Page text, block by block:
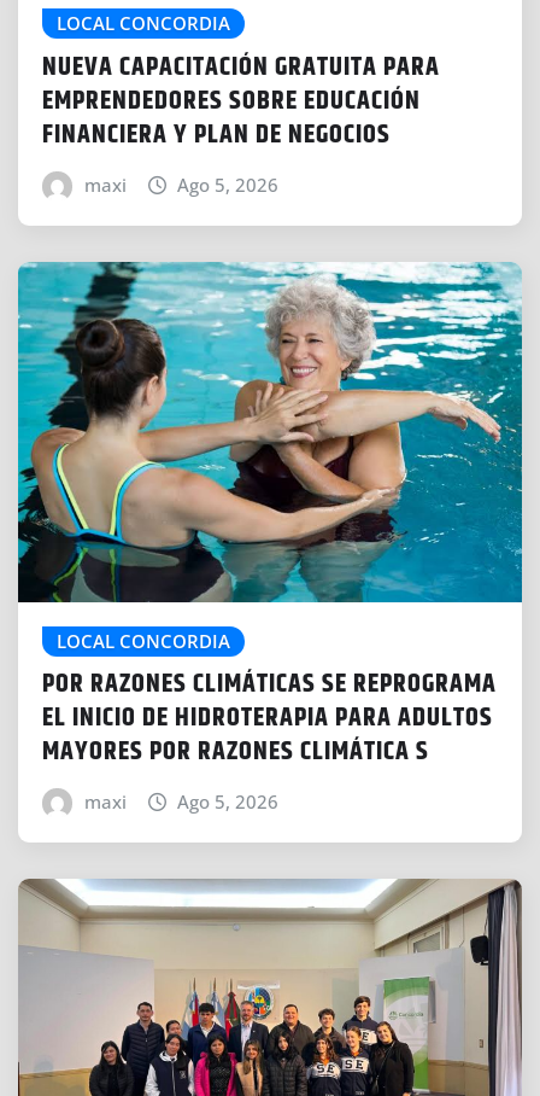
LOCAL CONCORDIA
NUEVA CAPACITACIÓN GRATUITA PARA
EMPRENDEDORES SOBRE EDUCACIÓN
FINANCIERA Y PLAN DE NEGOCIOS
maxi Ago 5, 2026
LOCAL CONCORDIA
POR RAZONES CLIMÁTICAS SE REPROGRAMA
EL INICIO DE HIDROTERAPIA PARA ADULTOS
MAYORES POR RAZONES CLIMÁTICA S
maxi Ago 5, 2026